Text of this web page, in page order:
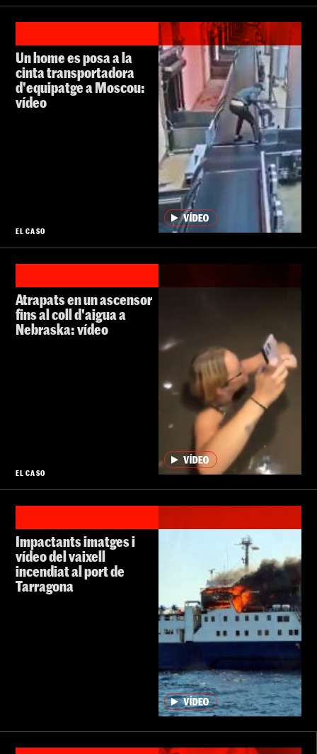
Un home es posa a la
cinta transportadora
d'equipatge a Moscou:
vídeo
EL CASO
Atrapats en un ascensor
fins al coll d'aigua a
Nebraska: vídeo
EL CASO
Impactants imatges i
vídeo del vaixell
incendiat al port de
Tarragona